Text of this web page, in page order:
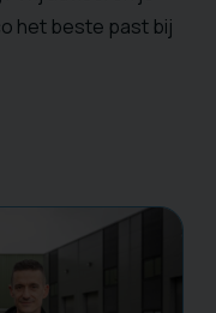
het beste past bij